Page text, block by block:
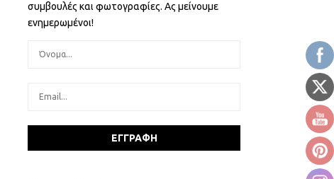
συμβουλές και φωτογραφίες. Ας μείνουμε
ενημερωμένοι!